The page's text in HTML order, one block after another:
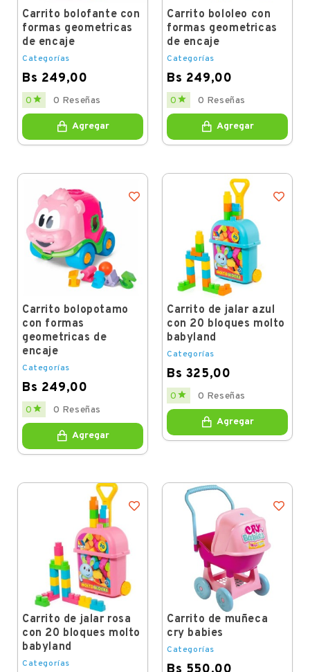
Carrito bolofante con
formas geometricas
de encaje
Categorías
Bs 249,00
Price
0  0 Reseñas
Agregar
Carrito bololeo con
formas geometricas
de encaje
Categorías
Bs 249,00
Price
0  0 Reseñas
Agregar
Carrito bolopotamo
con formas
geometricas de
encaje
Categorías
Bs 249,00
Price
0  0 Reseñas
Agregar
Carrito de jalar azul
con 20 bloques molto
babyland
Categorías
Bs 325,00
Price
0  0 Reseñas
Agregar
Carrito de jalar rosa
con 20 bloques molto
babyland
Categorías
Carrito de muñeca
cry babies
Categorías